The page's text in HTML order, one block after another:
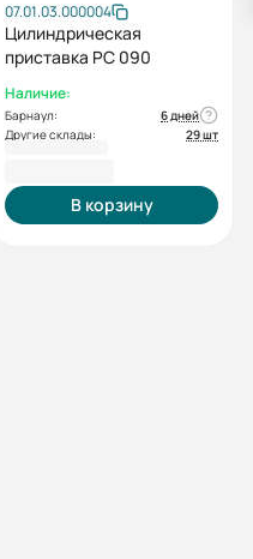
07.01.03.000004
Цилиндрическая
приставка PC 090
Наличие:
Барнаул:
6 дней
Другие склады:
29 шт
В корзину